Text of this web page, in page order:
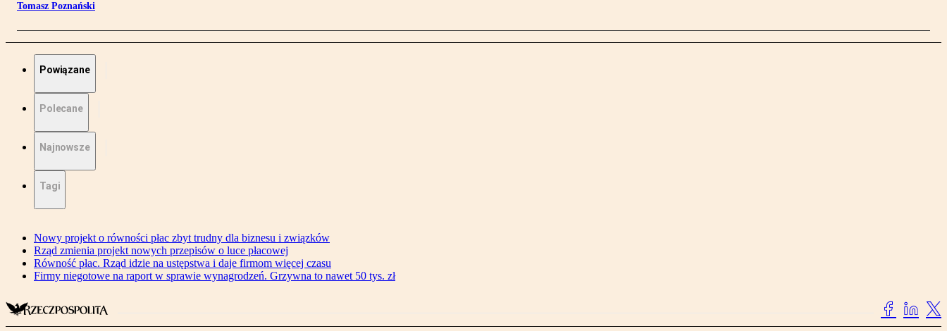
Tomasz Poznański
Powiązane
Polecane
Najnowsze
Tagi
Nowy projekt o równości płac zbyt trudny dla biznesu i związków
Rząd zmienia projekt nowych przepisów o luce płacowej
Równość płac. Rząd idzie na ustępstwa i daje firmom więcej czasu
Firmy niegotowe na raport w sprawie wynagrodzeń. Grzywna to nawet 50 tys. zł